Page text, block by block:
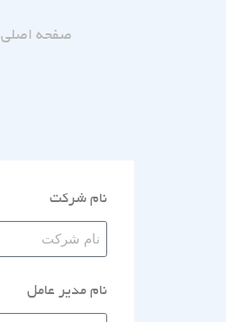
صفحه اصلی
نام شرکت
نام مدیر عامل